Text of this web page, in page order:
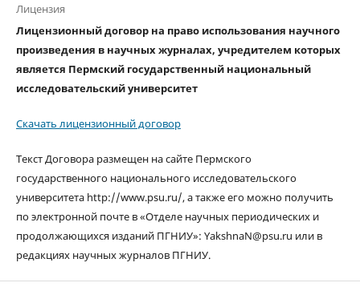
Лицензия
Лицензионный договор на право использования научного
произведения в научных журналах, учредителем которых
является Пермский государственный национальный
исследовательский университет
Скачать лицензионный договор
Текст Договора размещен на сайте Пермского
государственного национального исследовательского
университета http://www.psu.ru/, а также его можно получить
по электронной почте в «Отделе научных периодических и
продолжающихся изданий ПГНИУ»: YakshnaN@psu.ru или в
редакциях научных журналов ПГНИУ.